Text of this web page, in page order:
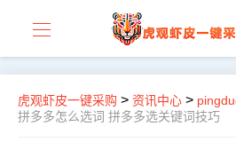
虎观虾皮一键采购 > 资讯中心 >
拼多多怎么选词 拼多多选关键词技巧